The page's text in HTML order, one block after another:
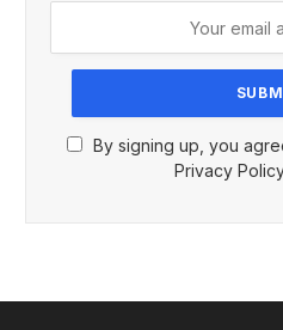
By signing up, you
Privacy